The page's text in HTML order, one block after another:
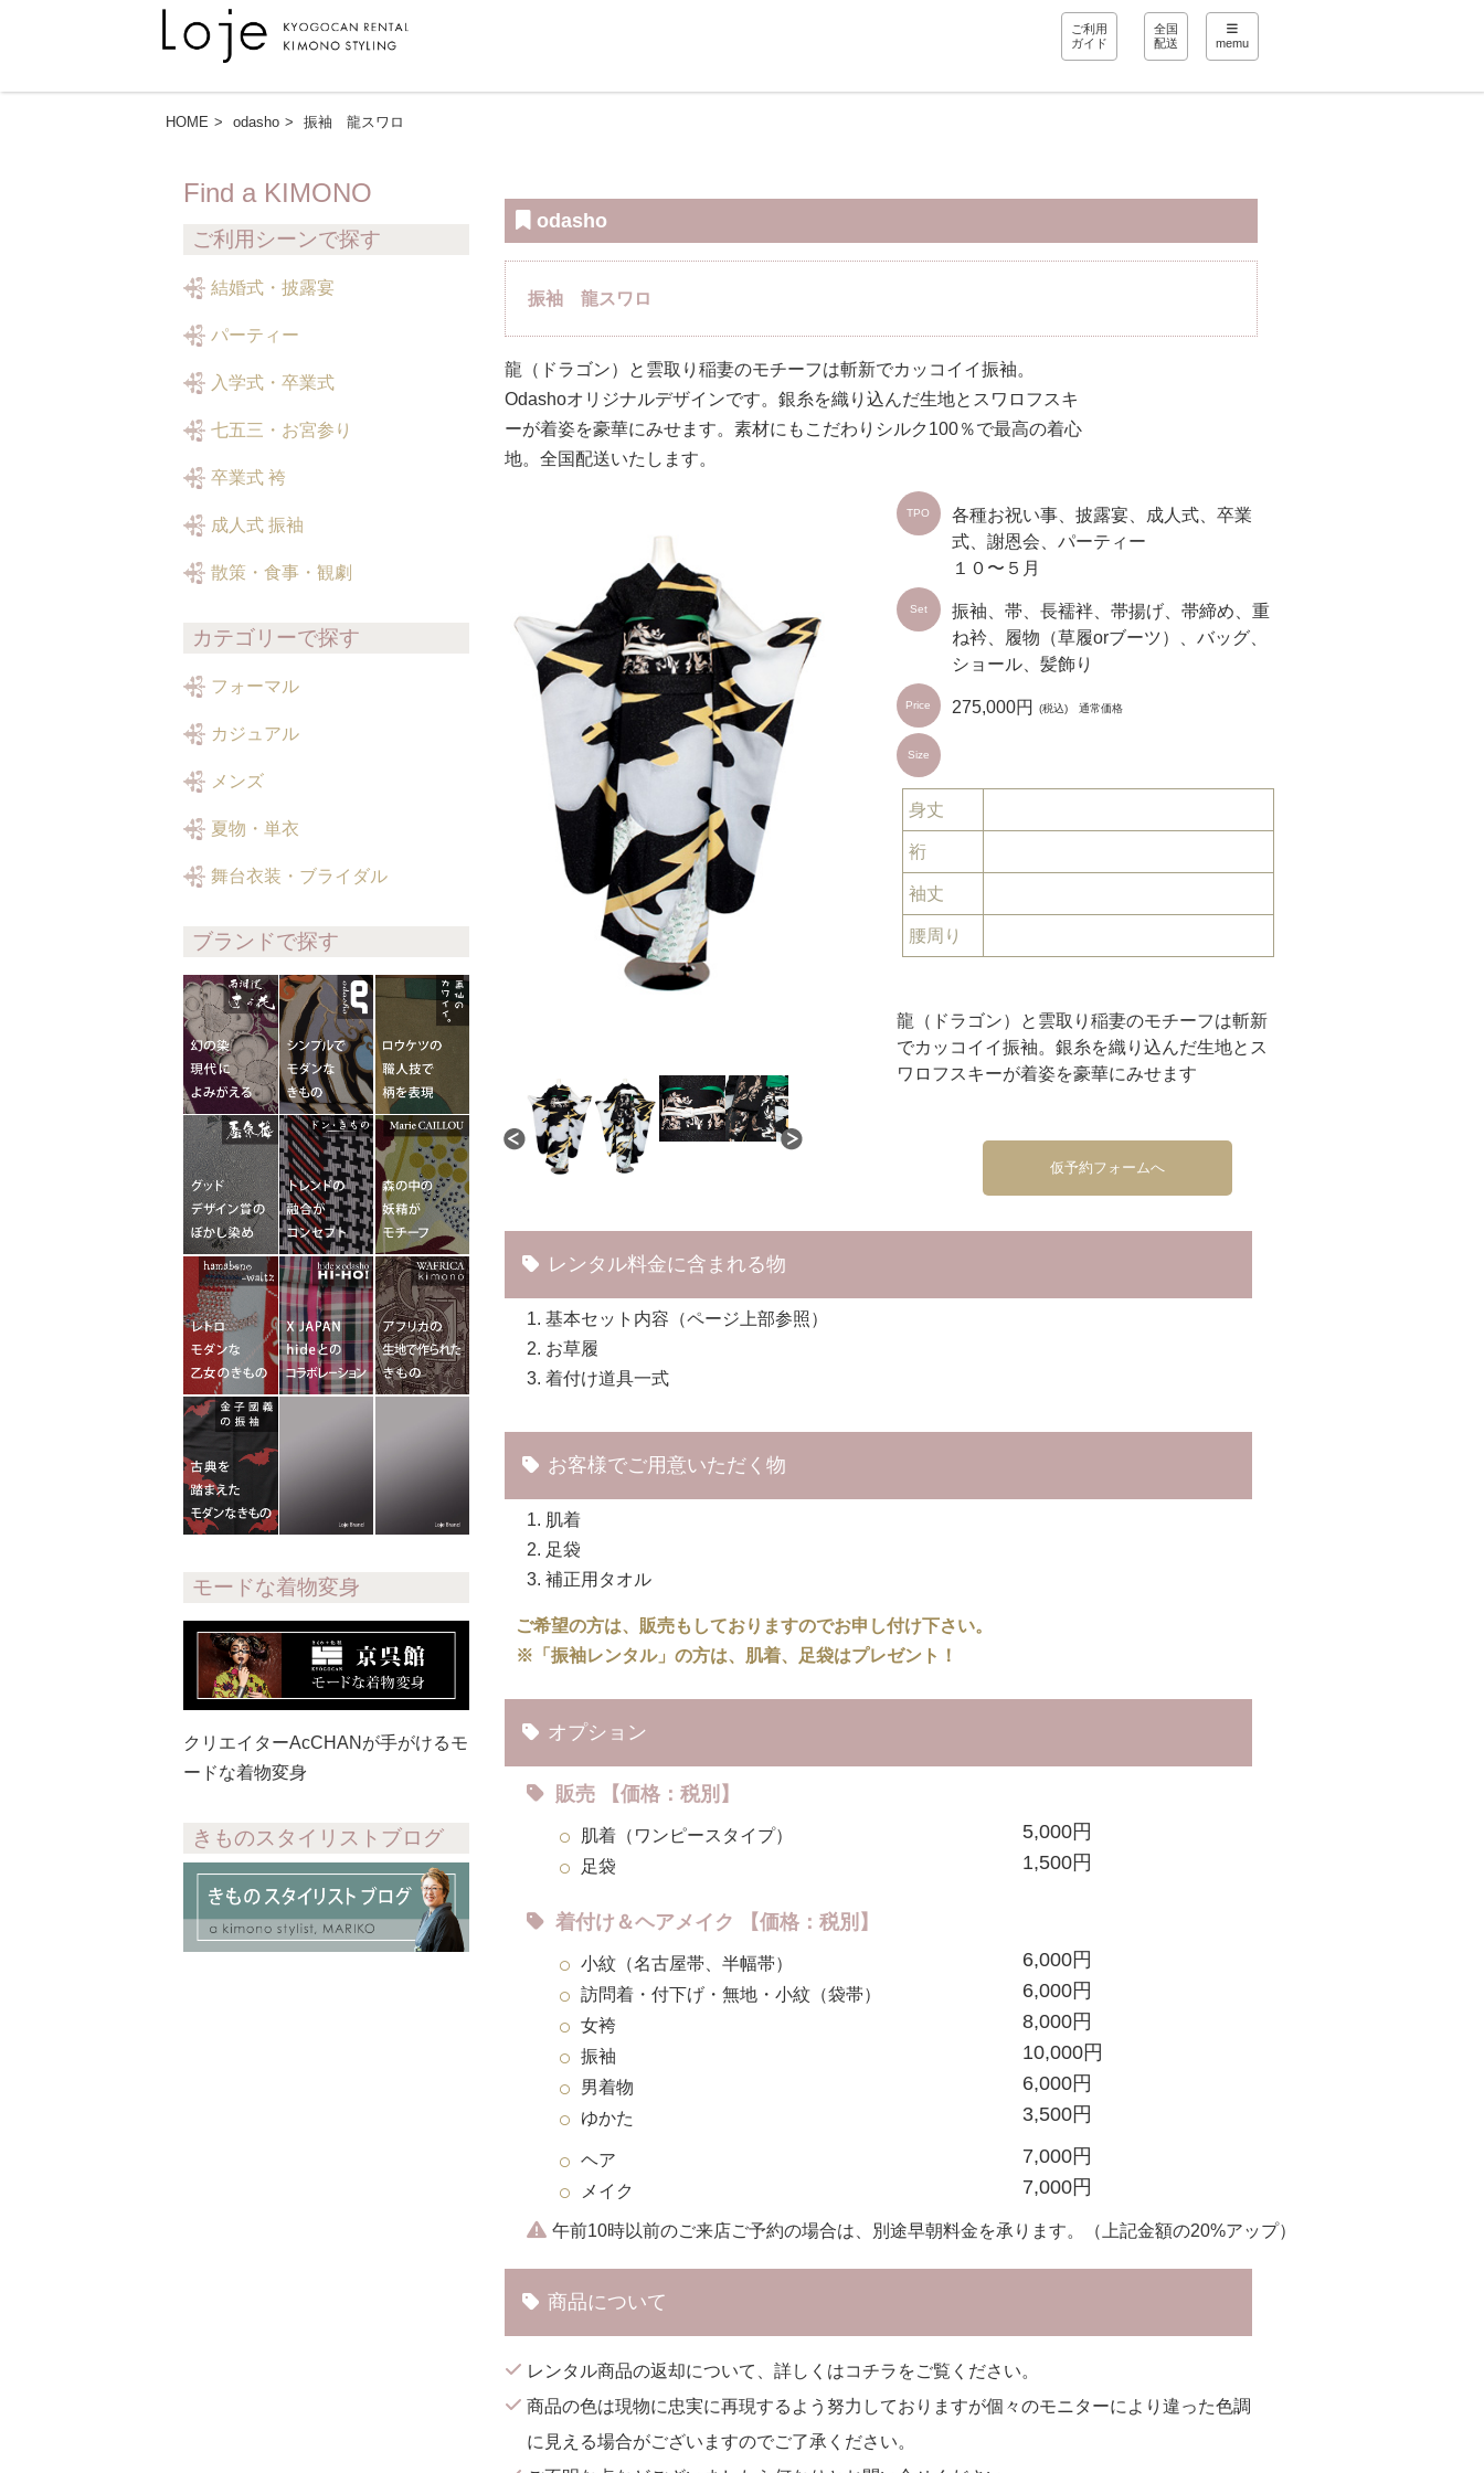
ご利用
ガイド
全国
配送
memu
HOME odasho 振袖 龍スワロ
odasho
振袖 龍スワロ
龍（ドラゴン）と雲取り稲妻のモチーフは斬新でカッコイイ振袖。
Odashoオリジナルデザインです。銀糸を織り込んだ生地とスワロフスキ
ーが着姿を豪華にみせます。素材にもこだわりシルク100％で最高の着心
地。全国配送いたします。
TPO
各種お祝い事、披露宴、成人式、卒業
式、謝恩会、パーティー
１０〜５月
Set
振袖、帯、長襦袢、帯揚げ、帯締め、重
ね衿、履物（草履orブーツ）、バッグ、
ショール、髪飾り
Price 275,000円 (税込) 通常価格
Size
身丈
裄
袖丈
腰周り
龍（ドラゴン）と雲取り稲妻のモチーフは斬新
でカッコイイ振袖。銀糸を織り込んだ生地とス
ワロフスキーが着姿を豪華にみせます
仮予約フォームへ
レンタル料金に含まれる物
基本セット内容（ページ上部参照）
お草履
着付け道具一式
お客様でご用意いただく物
肌着
足袋
補正用タオル
ご希望の方は、販売もしておりますのでお申し付け下さい。
※「振袖レンタル」の方は、肌着、足袋はプレゼント！
オプション
販売 【価格：税別】
肌着（ワンピースタイプ） 5,000円
足袋 1,500円
着付け＆ヘアメイク 【価格：税別】
小紋（名古屋帯、半幅帯） 6,000円
訪問着・付下げ・無地・小紋（袋帯） 6,000円
女袴 8,000円
振袖 10,000円
男着物 6,000円
ゆかた 3,500円
ヘア 7,000円
メイク 7,000円
午前10時以前のご来店ご予約の場合は、別途早朝料金を承ります。（上記金額の20%アップ）
商品について
レンタル商品の返却について、詳しくはコチラ をご覧ください。
商品の色は現物に忠実に再現するよう努力しておりますが個々のモニターにより違った色調
に見える場合がございますのでご了承ください。
Find a KIMONO
ご利用シーンで探す
結婚式・披露宴
パーティー
入学式・卒業式
七五三・お宮参り
卒業式 袴
成人式 振袖
散策・食事・観劇
カテゴリーで探す
フォーマル
カジュアル
メンズ
夏物・単衣
舞台衣装・ブライダル
ブランドで探す
モードな着物変身
クリエイターAcCHANが手がけるモ
ードな着物変身
きものスタイリストブログ